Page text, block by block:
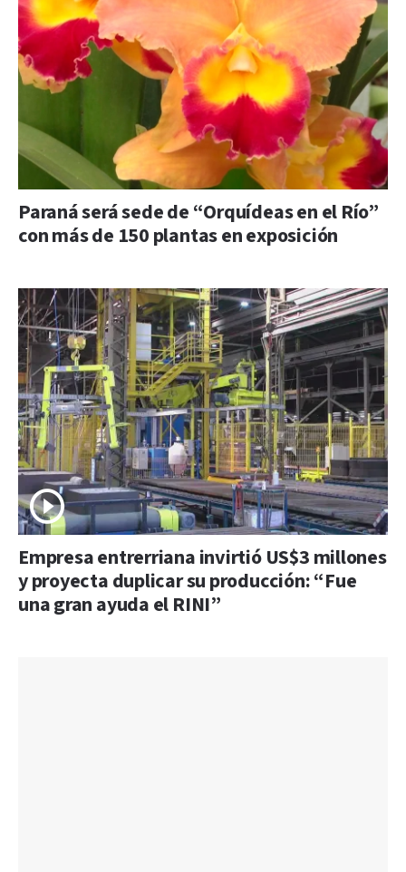
Paraná será sede de “Orquídeas en el Río”
con más de 150 plantas en exposición
Empresa entrerriana invirtió US$3 millones
y proyecta duplicar su producción: “Fue
una gran ayuda el RINI”